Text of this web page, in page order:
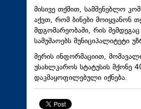
მისივე თქმით, სამშენებლო
აქვთ, რომ ბინები მოიყვანონ
მდგომარეობაში, რის
სამუშაოებს მუნიციპალიტეტი
მერის ინფორმაციით,
უსახლკაროს სტატუსის მქონე
დაკმაყოფილებული იქნება.